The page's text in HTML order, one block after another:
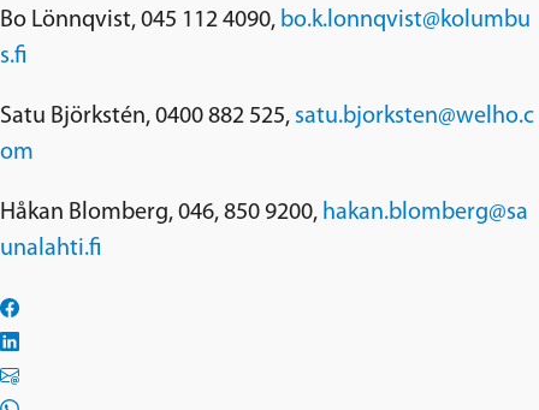
Bo Lönnqvist, 045 112 4090, bo.k.lonnqvist@kolumbu
s.fi
Satu Björkstén, 0400 882 525, satu.bjorksten@welho.c
om
Håkan Blomberg, 046, 850 9200, hakan.blomberg@sa
unalahti.fi